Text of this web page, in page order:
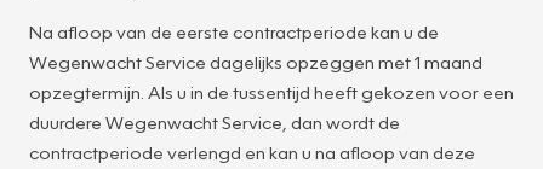
Na afloop van de eerste contractperiode kan u de
Wegenwacht Service dagelijks opzeggen met 1 maand
opzegtermijn. Als u in de tussentijd heeft gekozen voor een
duurdere Wegenwacht Service, dan wordt de
contractperiode verlengd en kan u na afloop van deze